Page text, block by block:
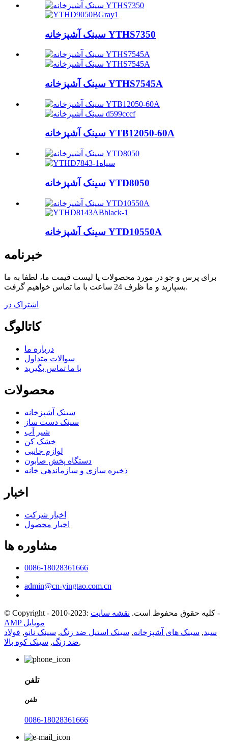
سینک آشپزخانه YTHS7350
سینک آشپزخانه YTHS7545A
سینک آشپزخانه YTB12050-60A
سینک آشپزخانه YTD8050
سینک آشپزخانه YTD10550A
خبرنامه
برای پرس و جو در مورد محصولات یا لیست قیمت ما، لطفا به ما
بسپارید و ما ظرف 24 ساعت با ما تماس خواهیم گرفت.
اشتراک در
کاتالوگ
درباره ما
سوالات متداول
با ما تماس بگیرید
محصولات
سینک آشپزخانه
سینک دست ساز
شير آب
خشک کن
لوازم جانبی
دستگاه پخش صابون
ذخیره سازی و سازماندهی خانه
اخبار
اخبار شرکت
اخبار محصول
مشاوره ها
0086-18028361666
admin@cn-yingtao.com.cn
© Copyright - 2010-2023: کلیه حقوق محفوظ است. نقشه سایت
-
AMP موبایل
سبد, سینک های آشپزخانه, سینک استیل ضد زنگ, سینک نانو, فولاد
ضد زنگ, سینک کوه بالا ,
تلفن
تلفن
0086-18028361666